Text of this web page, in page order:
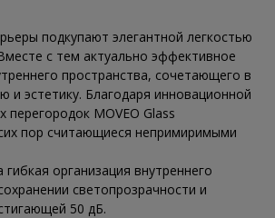
подкупают элегантной легкостью
с тем актуально эффективное
пространства, сочетающего в
и эстетику. Благодаря инновационной
перегородок MOVEO Glass
пор считающиеся непримиримыми
организация внутреннего
светопрозрачности и
50 дБ.